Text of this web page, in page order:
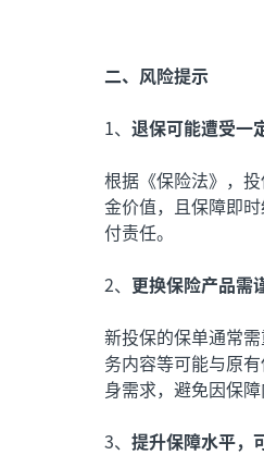
二、风险提示
1、 退保可能遭受一
根据《保险法》，
金价值，且保障即
付责任。
2、 更换保险产品需
新投保的保单通常
务内容等可能与原
身需求，避免因保
3、 提升保障水平，